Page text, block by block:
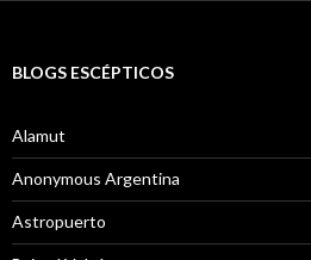
BLOGS ESCÉPTICOS
Alamut
Anonymous Argentina
Astropuerto